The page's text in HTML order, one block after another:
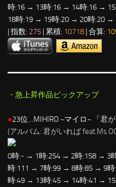
時:16 → 13時:16 → 14時:16 →
18時:19 → 19時:20 → 20時:20
| 指数: 275 | 累積: 10718 | 合算:
・急上昇作品ピックアップ
●23位…MIHIRO ~マイロ~ 「君
(アルバム: 君がいれば
0時:- → 1時:254 → 2時:158 → 3
時:111 → 7時:99 → 8時:85 → 9
時:49 → 13時:45 → 14時:41 →